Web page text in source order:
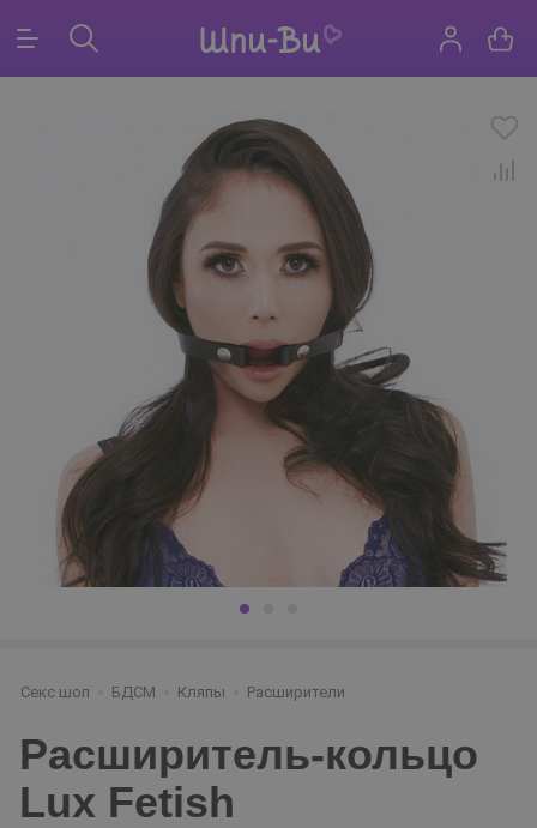
Секс шоп БДСМ Кляпы Расширители
Расширитель-кольцо
Lux Fetish